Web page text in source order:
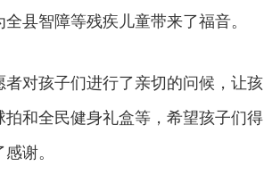
县智障等残疾儿童带来了福音。
对孩子们进行了亲切的问候，让孩
和全民健身礼盒等，希望孩子们得
谢。